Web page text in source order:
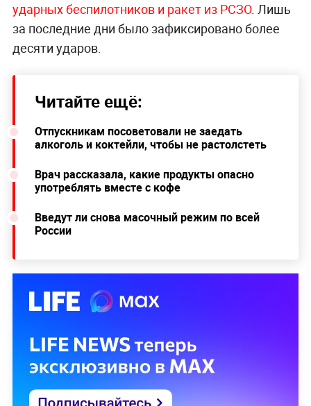
ударных беспилотников и ракет из РСЗО. Лишь
за последние дни было зафиксировано более
десяти ударов.
Читайте ещё:
Отпускникам посоветовали не заедать
алкоголь и коктейли, чтобы не растолстеть
Врач рассказала, какие продукты опасно
употреблять вместе с кофе
Введут ли снова масочный режим по всей
России